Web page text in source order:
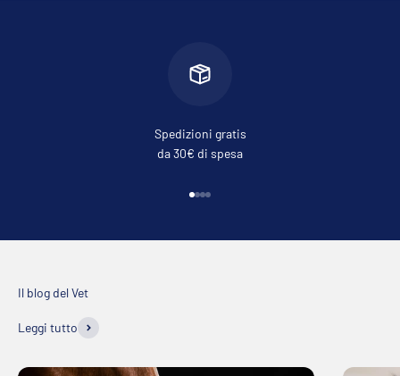
Spedizioni gratis
da 30€ di spesa
Leggi tutto